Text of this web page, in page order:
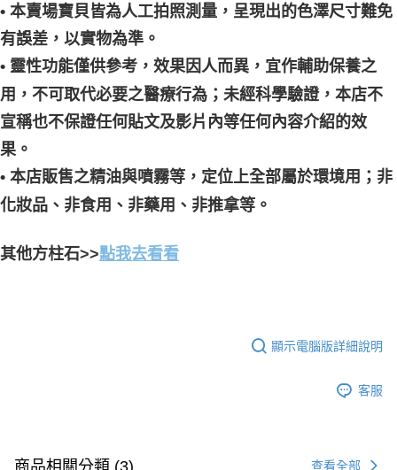
• 本賣場寶貝皆為人工拍照測量，呈現出的色澤尺寸難免
有誤差，以實物為準。
• 靈性功能僅供參考，效果因人而異，宜作輔助保養之
用，不可取代必要之醫療行為；未經科學驗證，本店不
宣稱也不保證任何貼文及影片內等任何內容介紹的效
果。
• 本店販售之精油與噴霧等，定位上全部屬於環境用；非
化妝品、非食用、非藥用、非推拿等。
其他方柱石>>點我去看看
顯示電腦版詳細說明
客服
商品相關分類 (3) 查看全部